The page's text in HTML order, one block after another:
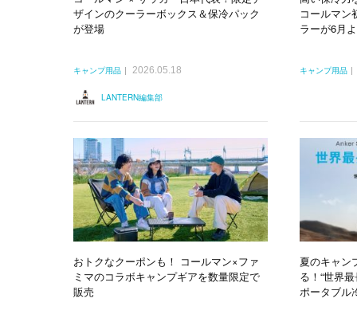
ザインのクーラーボックス＆保冷パック
が登場
キャンプ用品 2026.05.18
LANTERN編集部
コールマン
ラーが6月
キャンプ用品
おトクなクーポンも！ コールマン×ファ
ミマのコラボキャンプギアを数量限定で
販売
夏のキャン
る！“世界
ポータブル